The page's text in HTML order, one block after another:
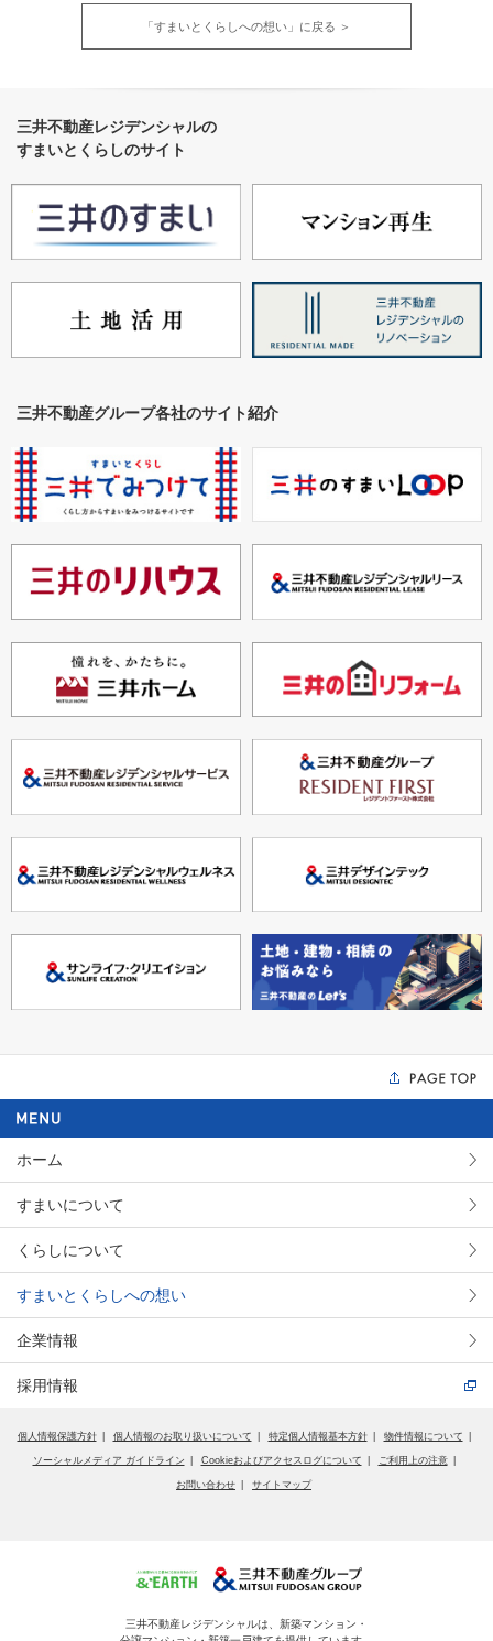
「すまいとくらしへの想い」に戻る ＞
三井不動産レジデンシャルの
すまいとくらしのサイト
三井不動産グループ各社のサイト紹介
ホーム
すまいについて
くらしについて
すまいとくらしへの想い
企業情報
採用情報
個人情報保護方針 個人情報のお取り扱いについて 特定個人情報基本方針 物件情報について
ソーシャルメディア ガイドライン Cookieおよびアクセスログについて ご利用上の注意
お問い合わせ サイトマップ
三井不動産レジデンシャルは、新築マンション・